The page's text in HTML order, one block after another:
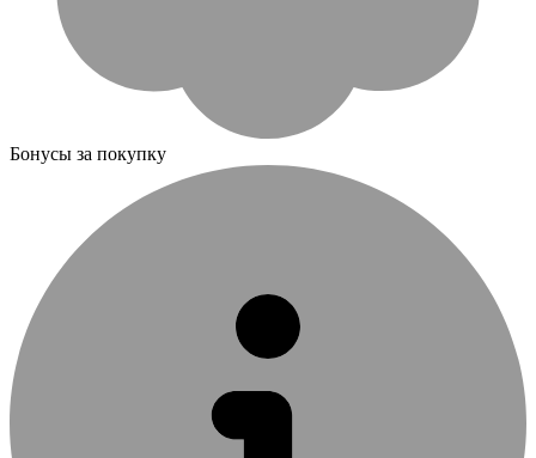
Бонусы за покупку